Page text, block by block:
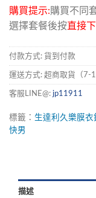
購買提示:購買不同
選擇套餐後按直接下
付款方式: 貨到付款
運送方式: 超商取貨（7-
客服LINE@: jp11911
標籤： 生達利久樂膜衣
快男
描述